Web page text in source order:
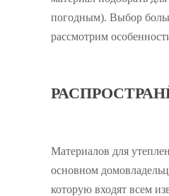
погодным). Выбор
рассмотрим
Материалов для
основном
которую входят всем